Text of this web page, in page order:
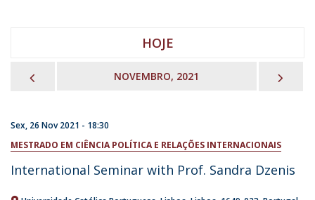
HOJE
NOVEMBRO, 2021
Sex, 26 Nov 2021 - 18:30
MESTRADO EM CIÊNCIA POLÍTICA E RELAÇÕES INTERNACIONAIS
International Seminar with Prof. Sandra Dzenis